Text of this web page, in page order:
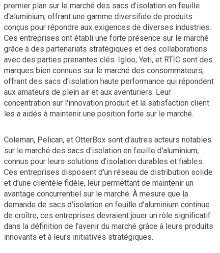
premier plan sur le marché des sacs d'isolation en feuille
d'aluminium, offrant une gamme diversifiée de produits
conçus pour répondre aux exigences de diverses industries.
Ces entreprises ont établi une forte présence sur le marché
grâce à des partenariats stratégiques et des collaborations
avec des parties prenantes clés. Igloo, Yeti, et RTIC sont des
marques bien connues sur le marché des consommateurs,
offrant des sacs d'isolation haute performance qui répondent
aux amateurs de plein air et aux aventuriers. Leur
concentration sur l'innovation produit et la satisfaction client
les a aidés à maintenir une position forte sur le marché.
Coleman, Pelican, et OtterBox sont d'autres acteurs notables
sur le marché des sacs d'isolation en feuille d'aluminium,
connus pour leurs solutions d'isolation durables et fiables.
Ces entreprises disposent d'un réseau de distribution solide
et d'une clientèle fidèle, leur permettant de maintenir un
avantage concurrentiel sur le marché. À mesure que la
demande de sacs d'isolation en feuille d'aluminium continue
de croître, ces entreprises devraient jouer un rôle significatif
dans la définition de l'avenir du marché grâce à leurs produits
innovants et à leurs initiatives stratégiques.